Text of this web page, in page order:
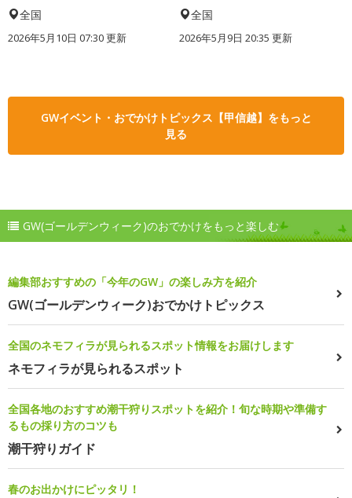
全国
2026年5月10日 07:30 更新
全国
2026年5月9日 20:35 更新
GWイベント・おでかけトピックス【甲信越】をもっと
見る
GW(ゴールデンウィーク)のおでかけをもっと楽しむ
編集部おすすめの「今年のGW」の楽しみ方を紹介
GW(ゴールデンウィーク)おでかけトピックス
全国のネモフィラが見られるスポット情報をお届けします
ネモフィラが見られるスポット
全国各地のおすすめ潮干狩りスポットを紹介！旬な時期や準備す
るもの採り方のコツも
潮干狩りガイド
春のお出かけにピッタリ！